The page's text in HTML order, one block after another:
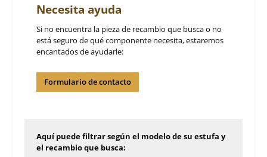
Necesita ayuda
Si no encuentra la pieza de recambio que busca o no
está seguro de qué componente necesita, estaremos
encantados de ayudarle:
Formulario de contacto
Aquí puede filtrar según el modelo de su estufa y
el recambio que busca: